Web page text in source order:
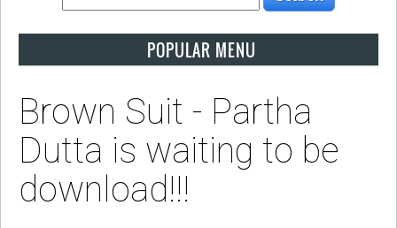
POPULAR MENU
Brown Suit - Partha
Dutta is waiting to be
download!!!